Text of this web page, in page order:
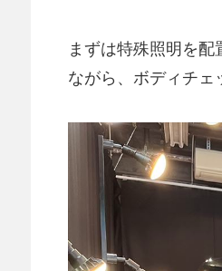
まずは特殊照明を
ながら、ボディチェ